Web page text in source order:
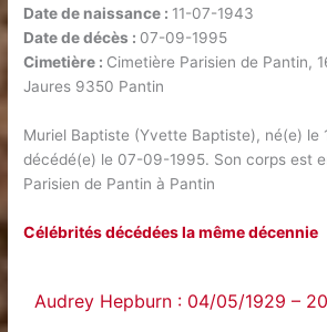
Date de naissance : 11-07-1943
Date de décès : 07-09-1995
Cimetière : Cimetière Parisien de Pantin,
Jaures 9350 Pantin
Muriel Baptiste (Yvette Baptiste), né(e) le
décédé(e) le 07-09-1995. Son corps est
Parisien de Pantin à Pantin
Célébrités décédées la même décennie
Audrey Hepburn : 04/05/1929 –